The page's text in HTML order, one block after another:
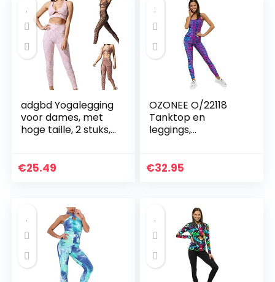
adgbd Yogalegging
voor dames, met
hoge taille, 2 stuks,
€25.49
OZONEE O/22118
Tanktop en
leggings,
sportlegging,
€32.95